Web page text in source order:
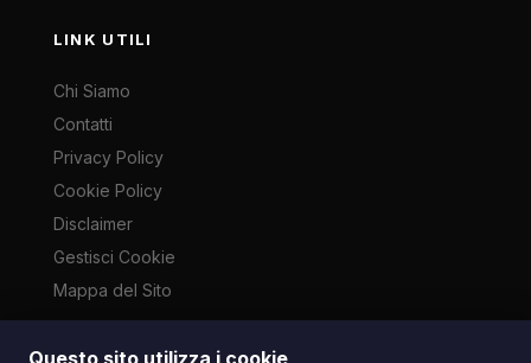
Questo sito utilizza i cookie
LINK UTILI
Chi Siamo
Contatti
Privacy Policy
Cookie Policy
Disclaimer
Gestisci Cookie
Mappa del Sito